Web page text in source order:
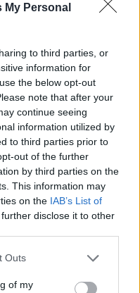
My Personal
to third parties, or
information for
the below opt-out
note that after your
continue seeing
information utilized by
to third parties prior to
out of the further
by third parties on the
This information may
on the IAB’s List of
disclose it to other
one or more Google
You may click to
Outs
of my
Άϊβαν Τόνεϊ
σε κλαμπ στο Σόχο
στο Παλαιό Φάληρο,
συμβουλές για να μην